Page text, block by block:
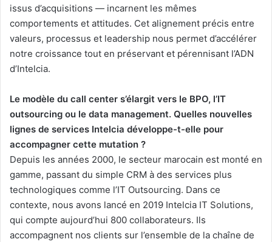
issus d’acquisitions — incarnent les mêmes
comportements et attitudes. Cet alignement précis entre
valeurs, processus et leadership nous permet d’accélérer
notre croissance tout en préservant et pérennisant l’ADN
d’Intelcia.
Le modèle du call center s’élargit vers le BPO, l’IT
outsourcing ou le data management. Quelles nouvelles
lignes de services Intelcia développe-t-elle pour
accompagner cette mutation ?
Depuis les années 2000, le secteur marocain est monté en
gamme, passant du simple CRM à des services plus
technologiques comme l’IT Outsourcing. Dans ce
contexte, nous avons lancé en 2019 Intelcia IT Solutions,
qui compte aujourd’hui 800 collaborateurs. Ils
accompagnent nos clients sur l’ensemble de la chaîne de